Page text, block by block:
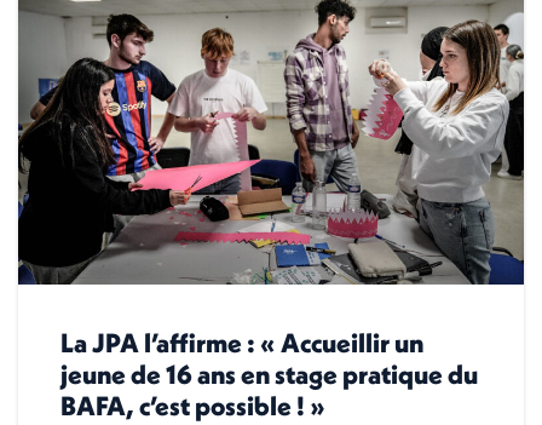
La JPA l’affirme : « Accueillir un
jeune de 16 ans en stage pratique du
BAFA, c’est possible ! »